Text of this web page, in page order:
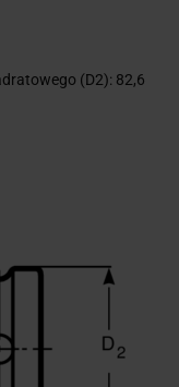
(D2): 82,6